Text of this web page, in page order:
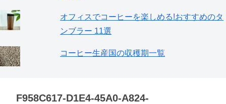
オフィスでコーヒーを楽しめる!おすすめのタ
ンブラー 11選
コーヒー生産国の収穫期一覧
F958C617-D1E4-45A0-A824-